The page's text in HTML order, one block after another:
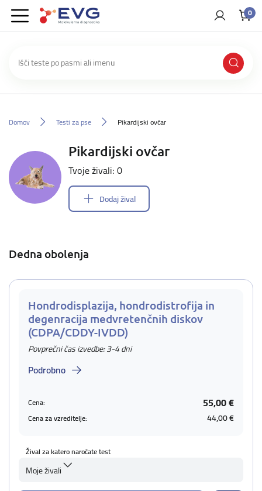
0
Domov Testi za pse Pikardijski ovčar
Pikardijski ovčar
Tvoje živali: 0
Dodaj žival
Dedna obolenja
Hondrodisplazija, hondrodistrofija in
degenracija medvretenčnih diskov
(CDPA/CDDY-IVDD)
Povprečni čas izvedbe: 3-4 dni
Podrobno
Cena: 55,00 €
Cena za vzreditelje: 44,00 €
Žival za katero naročate test
Moje živali